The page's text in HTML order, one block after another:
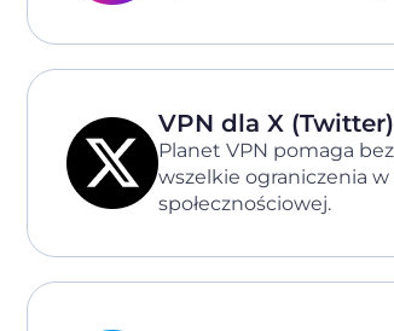
VPN dla X (Twitter)
Planet VPN pomaga
wszelkie ograniczenia
społecznościowej.